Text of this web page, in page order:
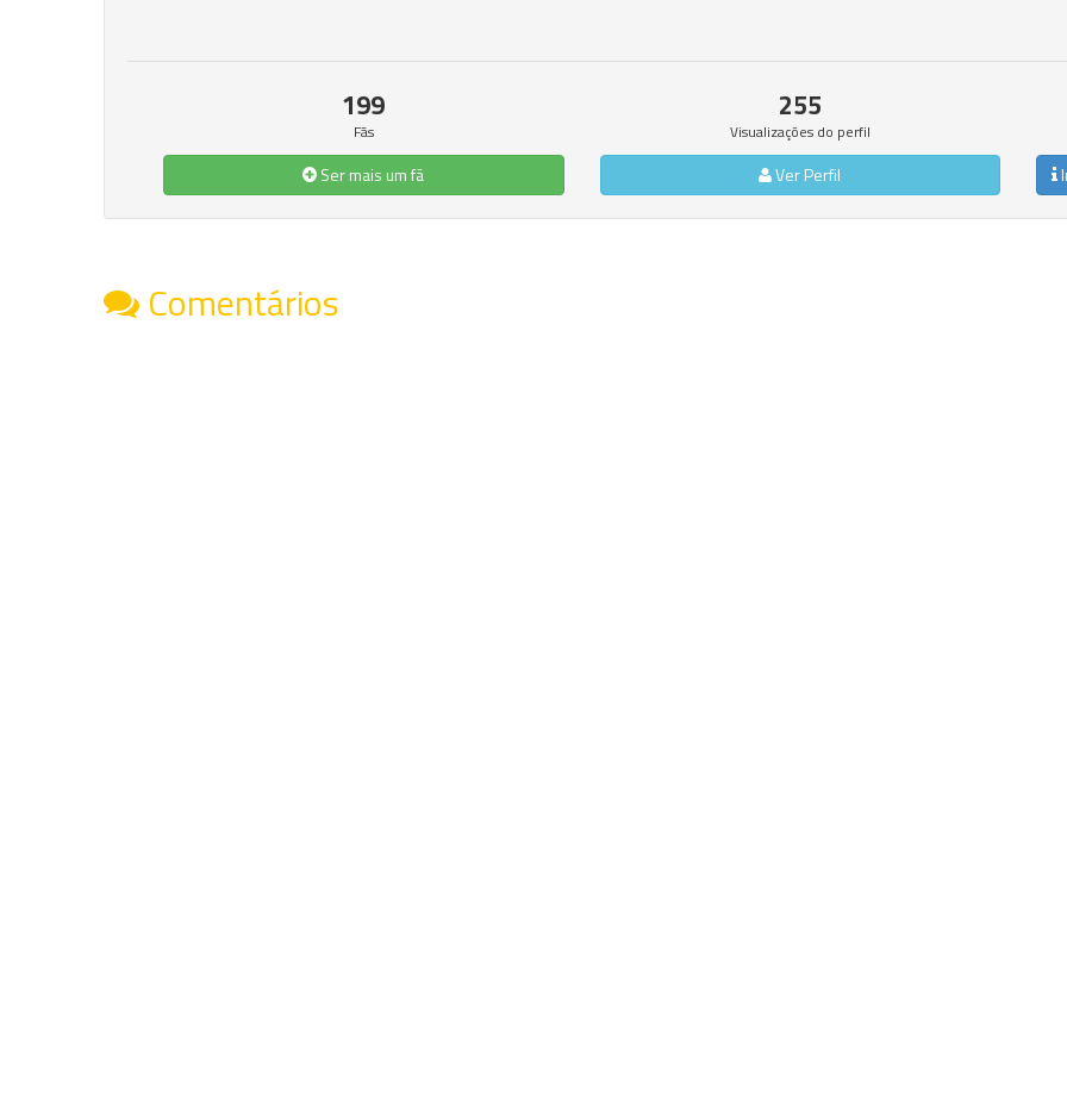
199
Fãs
Ser mais um fã
255
Visualizações do perfil
Ver Perfil
Comentários